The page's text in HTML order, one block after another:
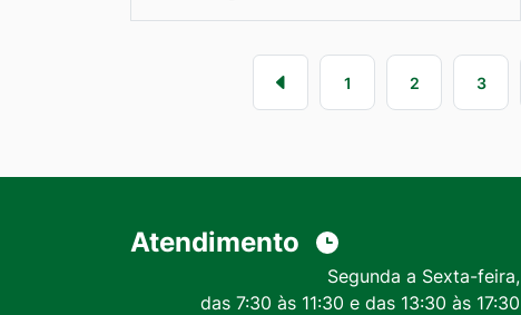
1 2 3
Atendimento
Segunda a Sexta-feira,
das 7:30 às 11:30 e das 13:30 às 17:30